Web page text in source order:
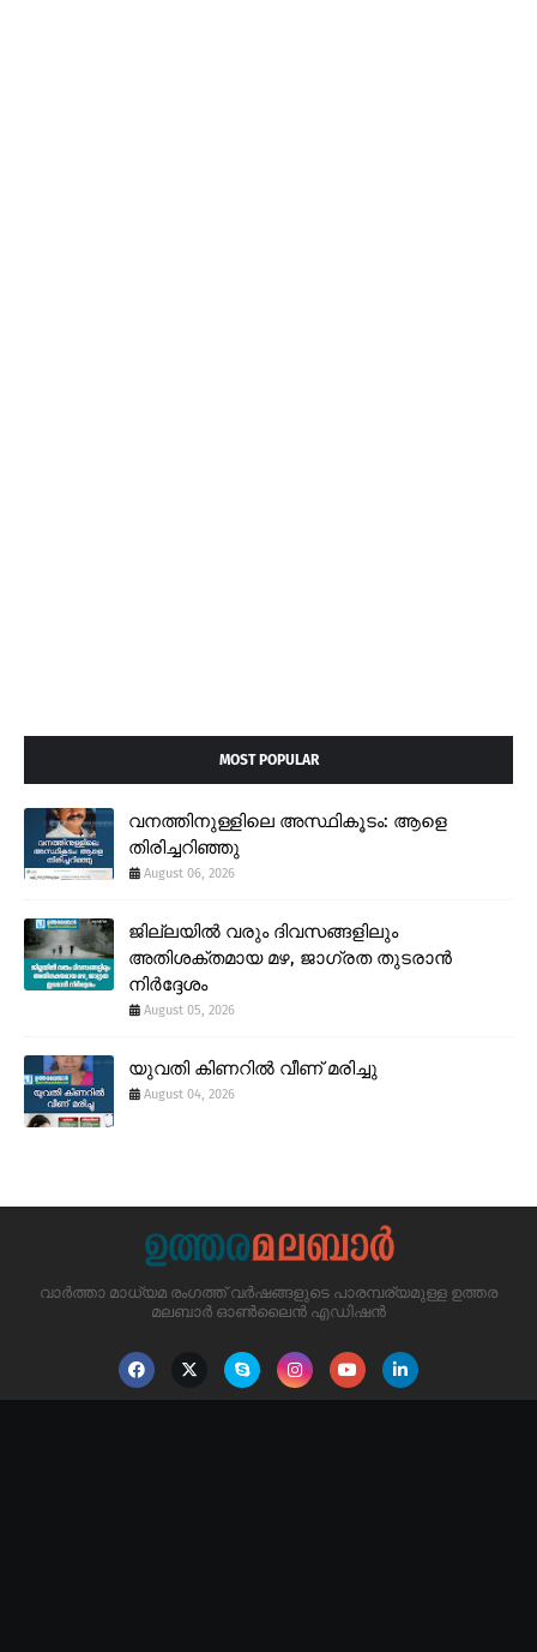
MOST POPULAR
വനത്തിനുള്ളിലെ അസ്ഥികൂടം: ആളെ
തിരിച്ചറിഞ്ഞു
August 06, 2026
ജില്ലയിൽ വരും ദിവസങ്ങളിലും
അതിശക്തമായ മഴ, ജാഗ്രത തുടരാൻ
നിർദ്ദേശം
August 05, 2026
യുവതി കിണറിൽ വീണ് മരിച്ചു
August 04, 2026
വാർത്താ മാധ്യമ രംഗത്ത് വർഷങ്ങളുടെ പാരമ്പര്യമുള്ള ഉത്തര
മലബാർ ഓൺലൈൻ എഡിഷൻ